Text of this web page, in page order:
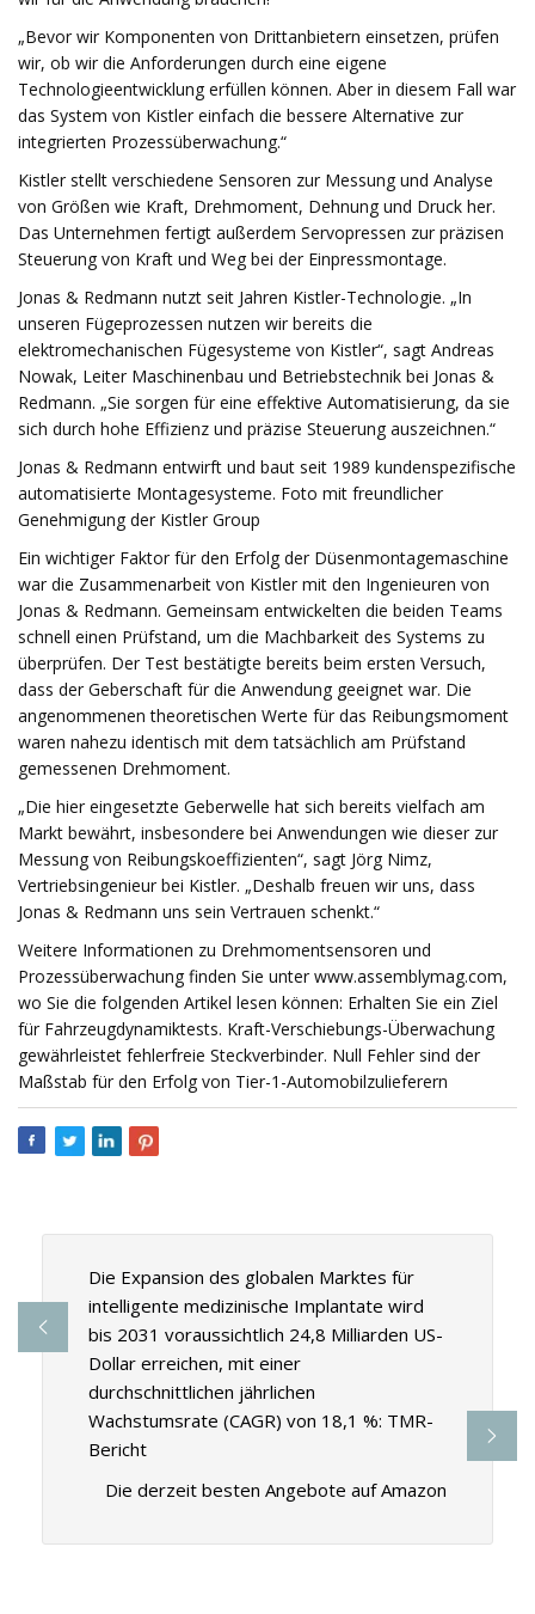
„Bevor wir Komponenten von Drittanbietern einsetzen, prüfen
wir, ob wir die Anforderungen durch eine eigene
Technologieentwicklung erfüllen können. Aber in diesem Fall war
das System von Kistler einfach die bessere Alternative zur
integrierten Prozessüberwachung.“
Kistler stellt verschiedene Sensoren zur Messung und Analyse
von Größen wie Kraft, Drehmoment, Dehnung und Druck her.
Das Unternehmen fertigt außerdem Servopressen zur präzisen
Steuerung von Kraft und Weg bei der Einpressmontage.
Jonas & Redmann nutzt seit Jahren Kistler-Technologie. „In
unseren Fügeprozessen nutzen wir bereits die
elektromechanischen Fügesysteme von Kistler“, sagt Andreas
Nowak, Leiter Maschinenbau und Betriebstechnik bei Jonas &
Redmann. „Sie sorgen für eine effektive Automatisierung, da sie
sich durch hohe Effizienz und präzise Steuerung auszeichnen.“
Jonas & Redmann entwirft und baut seit 1989 kundenspezifische
automatisierte Montagesysteme. Foto mit freundlicher
Genehmigung der Kistler Group
Ein wichtiger Faktor für den Erfolg der Düsenmontagemaschine
war die Zusammenarbeit von Kistler mit den Ingenieuren von
Jonas & Redmann. Gemeinsam entwickelten die beiden Teams
schnell einen Prüfstand, um die Machbarkeit des Systems zu
überprüfen. Der Test bestätigte bereits beim ersten Versuch,
dass der Geberschaft für die Anwendung geeignet war. Die
angenommenen theoretischen Werte für das Reibungsmoment
waren nahezu identisch mit dem tatsächlich am Prüfstand
gemessenen Drehmoment.
„Die hier eingesetzte Geberwelle hat sich bereits vielfach am
Markt bewährt, insbesondere bei Anwendungen wie dieser zur
Messung von Reibungskoeffizienten“, sagt Jörg Nimz,
Vertriebsingenieur bei Kistler. „Deshalb freuen wir uns, dass
Jonas & Redmann uns sein Vertrauen schenkt.“
Weitere Informationen zu Drehmomentsensoren und
Prozessüberwachung finden Sie unter www.assemblymag.com,
wo Sie die folgenden Artikel lesen können: Erhalten Sie ein Ziel
für Fahrzeugdynamiktests. Kraft-Verschiebungs-Überwachung
gewährleistet fehlerfreie Steckverbinder. Null Fehler sind der
Maßstab für den Erfolg von Tier-1-Automobilzulieferern
Die Expansion des globalen Marktes für
intelligente medizinische Implantate wird
bis 2031 voraussichtlich 24,8 Milliarden US-
Dollar erreichen, mit einer
durchschnittlichen jährlichen
Wachstumsrate (CAGR) von 18,1 %: TMR-
Bericht
Die derzeit besten Angebote auf Amazon